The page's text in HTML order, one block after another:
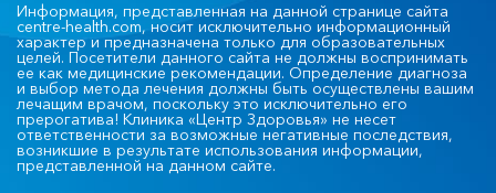
Информация, представленная на данной странице сайта
centre-health.com, носит исключительно информационный
характер и предназначена только для образовательных
целей. Посетители данного сайта не должны воспринимать
ее как медицинские рекомендации. Определение диагноза
и выбор метода лечения должны быть осуществлены вашим
лечащим врачом, поскольку это исключительно его
прерогатива! Клиника «Центр Здоровья» не несет
ответственности за возможные негативные последствия,
возникшие в результате использования информации,
представленной на данном сайте.